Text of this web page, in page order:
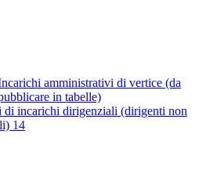
amministrativi di vertice (da
in tabelle)
di incarichi dirigenziali (dirigenti non
14